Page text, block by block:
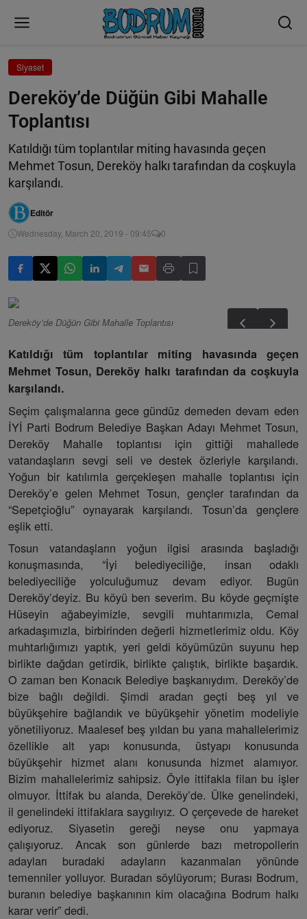
Siyaset
Dereköy’de Düğün Gibi Mahalle
Toplantısı
Katıldığı tüm toplantılar miting havasında geçen
Mehmet Tosun, Dereköy halkı tarafından da coşkuyla
karşılandı.
Editör
Wednesday, March 20, 2019 - 09:45 0
Dereköy’de Düğün Gibi Mahalle Toplantısı
Katıldığı tüm toplantılar miting havasında geçen
Mehmet Tosun, Dereköy halkı tarafından da coşkuyla
karşılandı.
Seçim çalışmalarına gece gündüz demeden devam eden
İYİ Parti Bodrum Belediye Başkan Adayı Mehmet Tosun,
Dereköy Mahalle toplantısı için gittiği mahallede
vatandaşların sevgi seli ve destek özleriyle karşılandı.
Yoğun bir katılımla gerçekleşen mahalle toplantısı için
Dereköy’e gelen Mehmet Tosun, gençler tarafından da
“Sepetçioğlu” oynayarak karşılandı. Tosun’da gençlere
eşlik etti.
Tosun vatandaşların yoğun ilgisi arasında başladığı
konuşmasında, “İyi belediyeciliğe, insan odaklı
belediyeciliğe yolculuğumuz devam ediyor. Bugün
Dereköy’deyiz. Bu köyü ben severim. Bu köyde geçmişte
Hüseyin ağabeyimizle, sevgili muhtarımızla, Cemal
arkadaşımızla, birbirinden değerli hizmetlerimiz oldu. Köy
muhtarlığımızı yaptık, yeri geldi köyümüzün suyunu hep
birlikte dağdan getirdik, birlikte çalıştık, birlikte başardık.
O zaman ben Konacık Belediye başkanıydım. Dereköy’de
bize bağlı değildi. Şimdi aradan geçti beş yıl ve
büyükşehire bağlandık ve büyükşehir yönetim modeliyle
yönetiliyoruz. Maalesef beş yıldan bu yana mahallelerimiz
özellikle alt yapı konusunda, üstyapı konusunda
büyükşehir hizmet alanı konusunda hizmet alamıyor.
Bizim mahallelerimiz sahipsiz. Öyle ittifakla filan bu işler
olmuyor. İttifak bu alanda, Dereköy’de. Ülke genelindeki,
il genelindeki ittifaklara saygılıyız. O çerçevede de hareket
ediyoruz. Siyasetin gereği neyse onu yapmaya
çalışıyoruz. Ancak son günlerde bazı metropollerin
adayları buradaki adayların kazanmaları yönünde
temenniler yolluyor. Buradan söylüyorum; Burası Bodrum,
buranın belediye başkanının kim olacağına Bodrum halkı
karar verir” dedi.